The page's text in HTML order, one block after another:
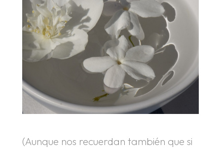
(Aunque nos recuerdan también que si